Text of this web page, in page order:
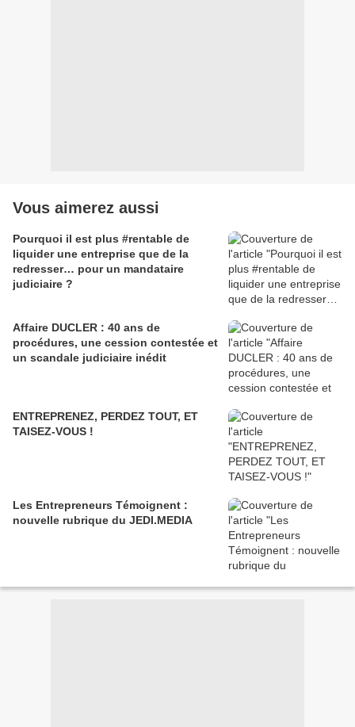
Vous aimerez aussi
Pourquoi il est plus #rentable de
liquider une entreprise que de la
redresser… pour un mandataire
judiciaire ?
Affaire DUCLER : 40 ans de
procédures, une cession contestée et
un scandale judiciaire inédit
ENTREPRENEZ, PERDEZ TOUT, ET
TAISEZ-VOUS !
Les Entrepreneurs Témoignent :
nouvelle rubrique du JEDI.MEDIA